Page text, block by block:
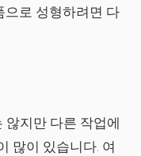
으로 성형하려면 다
않지만 다른 작업에
많이 있습니다. 여